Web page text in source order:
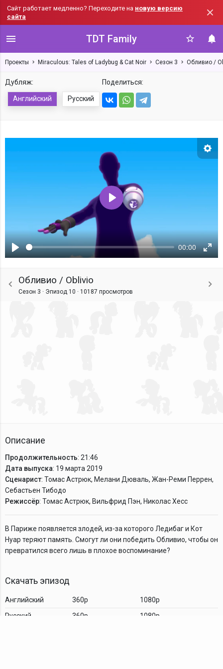
Сайт работает медленно? Переходите на новую версию
сайта
TDT Family
Проекты Miraculous: Tales of Ladybug & Cat Noir Сезон 3 Обливио /
Дубляж:
Английский Русский
Поделиться:
Воспроизвести
00:00
Воспроизвести
Обливио / Oblivio
Сезон 3 · Эпизод 10 · 10187 просмотров
Описание
Продолжительность: 21:46
Дата выпуска: 19 марта 2019
Сценарист: Томас Астрюк, Мелани Дюваль, Жан-Реми Перрен,
Себастьен Тибодо
Режиссёр: Томас Астрюк, Вильфрид Пэн, Николас Хесс
В Париже появляется злодей, из-за которого Ледибаг и Кот
Нуар теряют память. Смогут ли они победить Обливио, чтобы он
превратился всего лишь в плохое воспоминание?
Скачать эпизод
Английский 360p
1080p
Русский
360p 1080p